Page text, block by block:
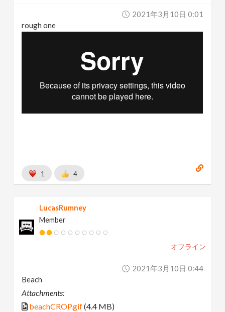
2021年3月10日 0:01
rough one
1 4
LucasRumney
Member
オフライン
2021年3月10日 0:44
Beach
Attachments:
beachCROP.gif(4.4 MB)